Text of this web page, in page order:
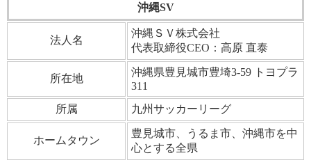
沖縄SV
法人名
沖縄ＳＶ株式会社
代表取締役CEO：高原 直泰
所在地
沖縄県豊見城市豊埼3-59 トヨプラ
311
所属
九州サッカーリーグ
ホームタウン
豊見城市、うるま市、沖縄市を中
心とする全県